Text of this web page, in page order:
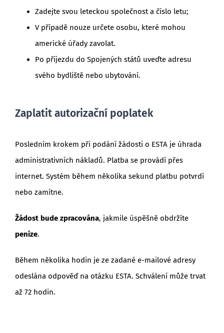
Zadejte svou leteckou společnost a číslo letu;
V případě nouze určete osobu, které mohou
americké úřady zavolat.
Po příjezdu do Spojených států uveďte adresu
svého bydliště nebo ubytování.
Zaplatit autorizační poplatek
Posledním krokem při podání žádosti o ESTA je úhrada
administrativních nákladů. Platba se provádí přes
internet. Systém během několika sekund platbu potvrdí
nebo zamítne.
Žádost bude zpracována, jakmile úspěšně obdržíte
peníze.
Během několika hodin je ze zadané e-mailové adresy
odeslána odpověď na otázku ESTA. Schválení může trvat
až 72 hodin.